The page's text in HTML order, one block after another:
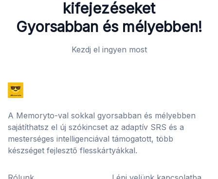
kifejezéseket
Gyorsabban és mélyebben!
Kezdj el ingyen most
A Memoryto-val sokkal gyorsabban és mélyebben
sajátíthatsz el új szókincset az adaptív SRS és a
mesterséges intelligenciával támogatott, több
készséget fejlesztő flesskártyákkal.